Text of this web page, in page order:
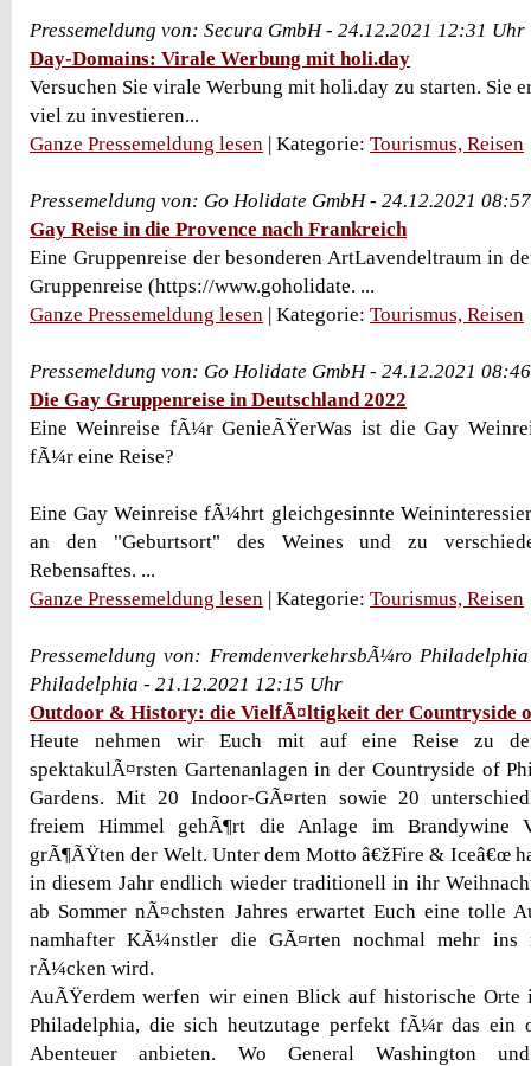
Pressemeldung von: Secura GmbH - 24.12.2021 12:31 Uhr
Day-Domains: Virale Werbung mit holi.day
Versuchen Sie virale Werbung mit holi.day zu starten. Sie
viel zu investieren...
Ganze Pressemeldung lesen | Kategorie: Tourismus, Reisen
Pressemeldung von: Go Holidate GmbH - 24.12.2021
Gay Reise in die Provence nach Frankreich
Eine Gruppenreise der besonderen ArtLavendeltraum in
Gruppenreise (https://www.goholidate. ...
Ganze Pressemeldung lesen | Kategorie: Tourismus, Reisen
Pressemeldung von: Go Holidate GmbH - 24.12.2021
Die Gay Gruppenreise in Deutschland 2022
Eine Weinreise fÃ¼r GenieÃŸerWas ist die Gay
fÃ¼r eine Reise?
Eine Gay Weinreise fÃ¼hrt gleichgesinnte
an den "Geburtsort" des Weines und zu
Rebensaftes. ...
Ganze Pressemeldung lesen | Kategorie: Tourismus, Reisen
Pressemeldung von: FremdenverkehrsbÃ¼ro
Philadelphia - 21.12.2021 12:15 Uhr
Outdoor & History: die VielfÃ¤ltigkeit der Countryside
Heute nehmen wir Euch mit auf eine Reise zu
spektakulÃ¤rsten Gartenanlagen in der Countryside of
Gardens. Mit 20 Indoor-GÃ¤rten sowie 20
freiem Himmel gehÃ¶rt die Anlage im Brandywine
grÃ¶ÃŸten der Welt. Unter dem Motto â€žFire & Iceâ€œ
in diesem Jahr endlich wieder traditionell in ihr
ab Sommer nÃ¤chsten Jahres erwartet Euch eine tolle
namhafter KÃ¼nstler die GÃ¤rten nochmal mehr ins
rÃ¼cken wird.
AuÃŸerdem werfen wir einen Blick auf historische Orte
Philadelphia, die sich heutzutage perfekt fÃ¼r das ein
Abenteuer anbieten. Wo General Washington